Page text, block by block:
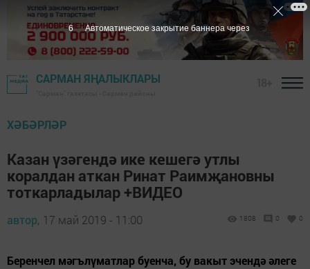
САРМАН ЯҢАЛЫКЛАРЫ
ХӘБӘРЛӘР
Казан үзәгендә ике кешегә утлы
коралдан аткан Ринат Раимҗановны
тоткарладылар +ВИДЕО
автор, 17 май 2019 - 11:00 1808 0 0
Беренчел мәгълүматлар буенча, бу вакыт эчендә әлеге
6 Автоматическое закрытие баннера через